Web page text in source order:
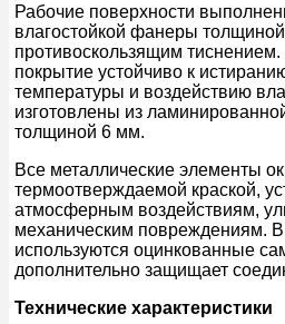
Рабочие поверхности
влагостойкой фанеры
противоскользящим
покрытие устойчиво к
температуры и воздействию
изготовлены из
толщиной 6 мм.
Все металлические элементы
термоотверждаемой краской,
атмосферным воздействиям,
механическим повреждениям. В
используются оцинкованные
дополнительно защищает
Технические характеристики